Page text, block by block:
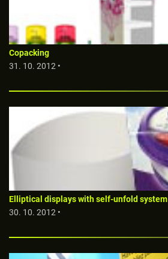
Copacking
31. 10. 2012 •
Elliptical displays with self-unfold system
30. 10. 2012 •